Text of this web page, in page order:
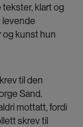
klart og
levende
og kunst hun
til den
Sand.
mottatt, fordi
skrev til